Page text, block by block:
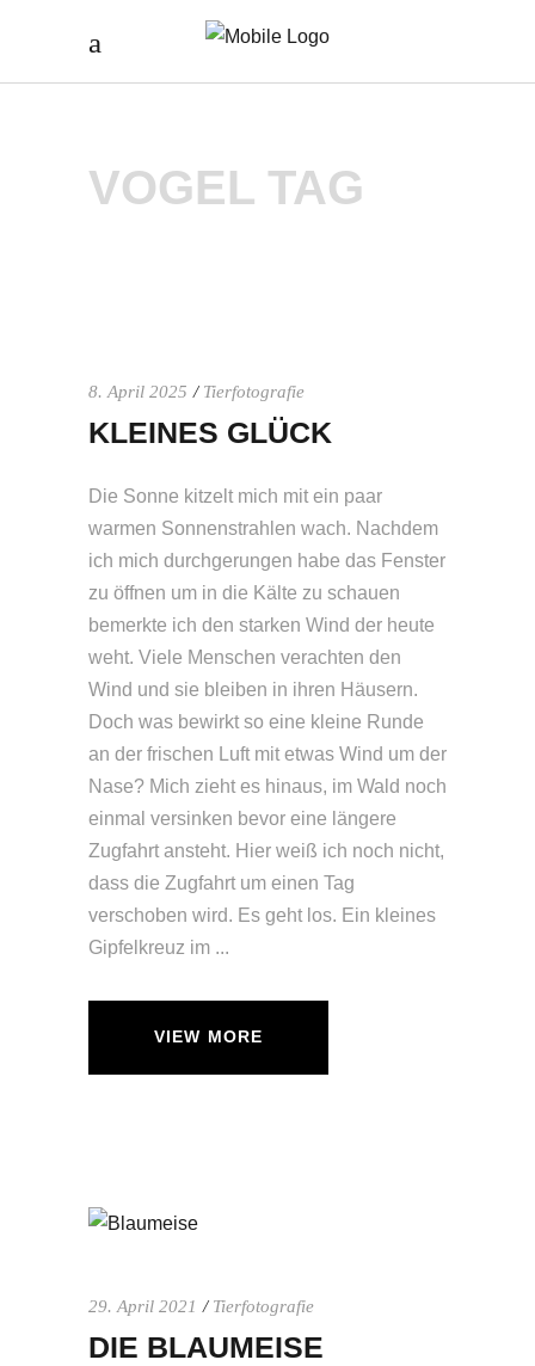
VOGEL TAG
8. April 2025 Tierfotografie
KLEINES GLÜCK
Die Sonne kitzelt mich mit ein paar
warmen Sonnenstrahlen wach. Nachdem
ich mich durchgerungen habe das Fenster
zu öffnen um in die Kälte zu schauen
bemerkte ich den starken Wind der heute
weht. Viele Menschen verachten den
Wind und sie bleiben in ihren Häusern.
Doch was bewirkt so eine kleine Runde
an der frischen Luft mit etwas Wind um der
Nase? Mich zieht es hinaus, im Wald noch
einmal versinken bevor eine längere
Zugfahrt ansteht. Hier weiß ich noch nicht,
dass die Zugfahrt um einen Tag
verschoben wird. Es geht los. Ein kleines
Gipfelkreuz im
VIEW MORE
29. April 2021 Tierfotografie
DIE BLAUMEISE